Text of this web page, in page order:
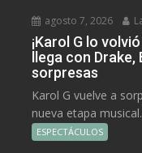
agosto 7, 2026
¡Karol G lo
llega con
sorpresas
Karol G vuelve a
nueva etapa
ESPECTÁCULOS